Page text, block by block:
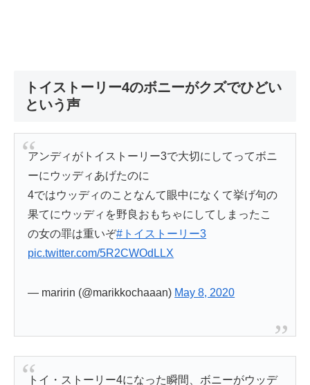
トイストーリー4のボニーがクズでひどい
という声
アンディがトイストーリー3で大切にしてってボニ
ーにウッディあげたのに
4ではウッディのことなんて眼中になくて挙げ句の
果てにウッディを野良おもちゃにしてしまったこ
の女の罪は重いぞ#トイストーリー3
pic.twitter.com/5R2CWOdLLX
— maririn (@marikkochaaan) May 8, 2020
トイ・ストーリー4になった瞬間、ボニーがウッデ